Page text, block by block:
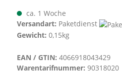
ca. 1 Woche
Versandart: Paketdienst
Gewicht: 0,15kg
EAN / GTIN: 4066918043429
Warentarifnummer: 90318020